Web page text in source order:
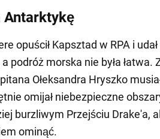
Antarktykę
opuścił Kapsztad w RPA i
podróż morska nie była łatwa.
Ołeksandra Hryszko
omijał niebezpieczne
burzliwym Przejściu Drake'a,
ominąć.